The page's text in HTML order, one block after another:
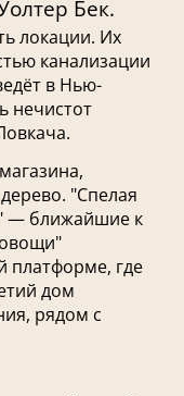
Бек.
локации. Их
канализации
в Нью-
нечистот
"Спелая
— ближайшие к
платформе, где
дом
рядом с